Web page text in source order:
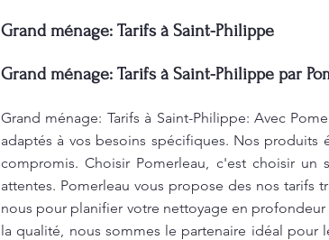
Grand ménage: Tarifs à Saint-Philippe
Grand ménage: Tarifs à Saint-Philippe par
Grand ménage: Tarifs à Saint-Philippe: Avec
adaptés à vos besoins spécifiques. Nos
compromis. Choisir Pomerleau, c'est choisir
attentes. Pomerleau vous propose des nos tarifs
nous pour planifier votre nettoyage en
la qualité, nous sommes le partenaire idéal pour